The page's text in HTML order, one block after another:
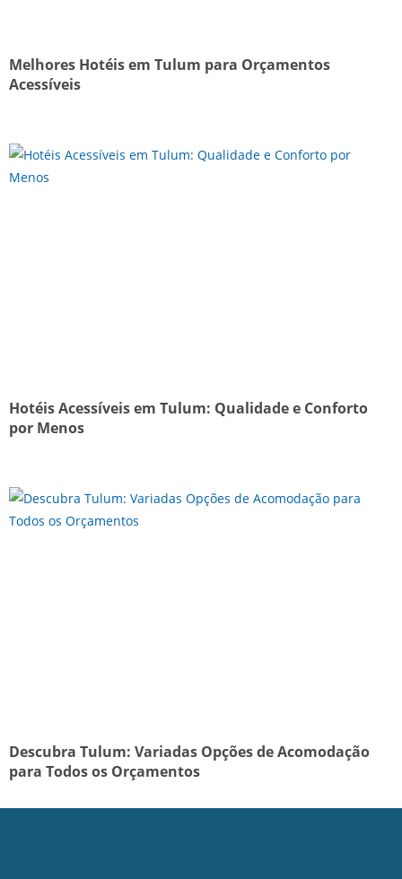
Melhores Hotéis em Tulum para Orçamentos
Acessíveis
Hotéis Acessíveis em Tulum: Qualidade e Conforto
por Menos
Descubra Tulum: Variadas Opções de Acomodação
para Todos os Orçamentos